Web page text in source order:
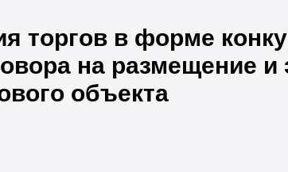
торгов в форме
на размещение и
объекта